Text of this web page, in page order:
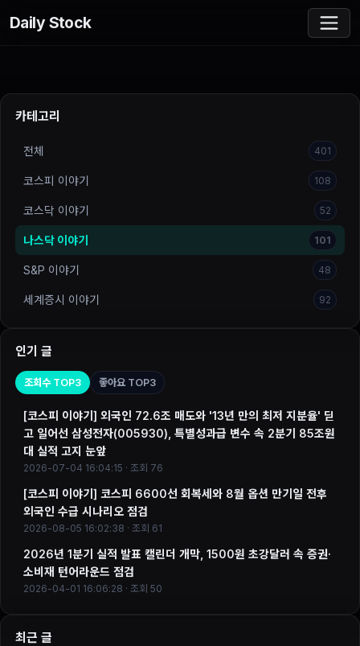
Daily Stock
카테고리
전체 401
코스피 이야기 108
코스닥 이야기 52
나스닥 이야기 101
S&P 이야기 48
세계증시 이야기 92
인기 글
조회수 TOP3 좋아요 TOP3
[코스피 이야기] 외국인 72.6조 매도와 '13년 만의 최저 지분율' 딛
고 일어선 삼성전자(005930), 특별성과급 변수 속 2분기 85조원
대 실적 고지 눈앞
2026-07-04 16:04:15 · 조회 76
[코스피 이야기] 코스피 6600선 회복세와 8월 옵션 만기일 전후
외국인 수급 시나리오 점검
2026-08-05 16:02:38 · 조회 61
2026년 1분기 실적 발표 캘린더 개막, 1500원 초강달러 속 증권·
소비재 턴어라운드 점검
2026-04-01 16:06:28 · 조회 50
최근 글